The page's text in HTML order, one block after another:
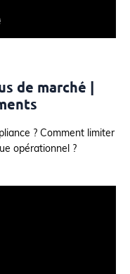
de marché |
? Comment limiter
opérationnel ?